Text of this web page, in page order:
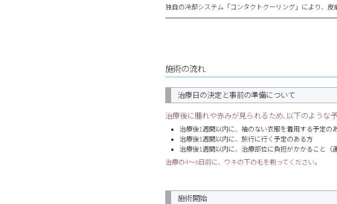
独自の冷却システム「コンタクトクーリング」により、皮
施術の流れ
治療日の決定と事前の準備について
治療後に腫れや赤みが見られるため､以下のような
治療後1週間以内に、袖のない衣服を着用する予定の
治療後1週間以内に、旅行に行く予定のある方
治療後1週間以内に、治療部位に負担がかかること（
治療の4～6日前に、ワキの下の毛を剃ってください。
施術開始